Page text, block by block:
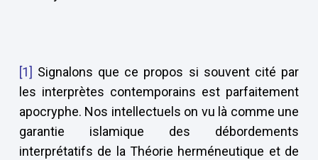
[1] Signalons que ce propos si souvent cité par
les interprètes contemporains est parfaitement
apocryphe. Nos intellectuels on vu là comme une
garantie islamique des débordements
interprétatifs de la Théorie herméneutique et de